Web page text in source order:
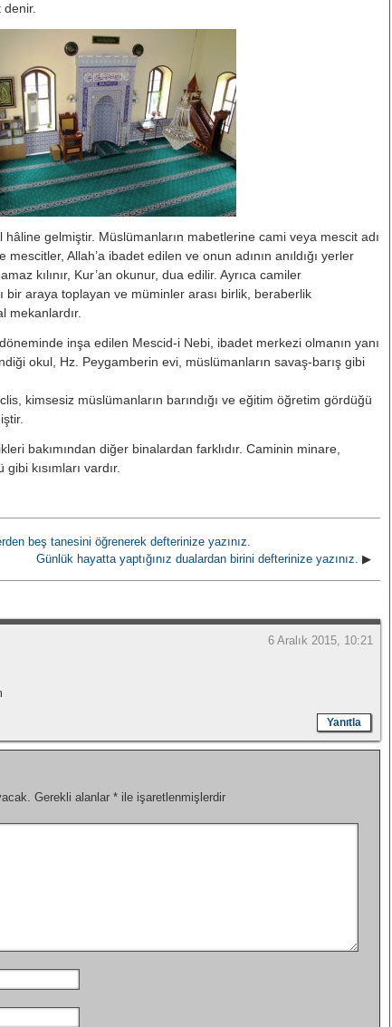
gelmiştir. Müslümanların mabetlerine cami veya mescit adı
mescitler, Allah’a ibadet edilen ve onun adının anıldığı yerler
kılınır, Kur’an okunur, dua edilir. Ayrıca camiler
bir araya toplayan ve müminler arası birlik, beraberlik
mekanlardır.
inşa edilen Mescid-i Nebi, ibadet merkezi olmanın yanı
okul, Hz. Peygamberin evi, müslümanların savaş-barış gibi
kimsesiz müslümanların barındığı ve eğitim öğretim gördüğü
bakımından diğer binalardan farklıdır. Caminin minare,
kısımları vardır.
beş tanesini öğrenerek defterinize yazınız.
Günlük hayatta yaptığınız dualardan birini defterinize yazınız. ▶
6 Aralık 2015, 10:21
Yanıtla
Gerekli alanlar * ile işaretlenmişlerdir